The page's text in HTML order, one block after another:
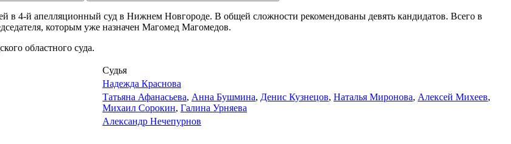
в 4-й апелляционный суд в Нижнем Новгороде. В общей сложности рекомендованы девять кандидатов. Всего в
которым уже назначен Магомед Магомедов.
областного суда.
Судья
Надежда Краснова
Татьяна Афанасьева, Анна Бушмина, Денис Кузнецов, Наталья Миронова, Алексей Михеев,
Михаил Сорокин, Галина Урняева
Александр Нечепурнов